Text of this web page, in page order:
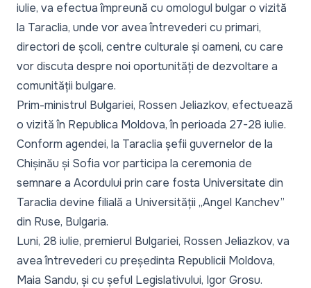
iulie, va efectua împreună cu omologul bulgar o vizită
la Taraclia, unde vor avea întrevederi cu primari,
directori de școli, centre culturale și oameni, cu care
vor discuta despre noi oportunități de dezvoltare a
comunității bulgare.
Prim-ministrul Bulgariei, Rossen Jeliazkov, efectuează
o vizită în Republica Moldova, în perioada 27-28 iulie.
Conform agendei, la Taraclia șefii guvernelor de la
Chișinău și Sofia vor participa la ceremonia de
semnare a Acordului prin care fosta Universitate din
Taraclia devine filială a Universității „Angel Kanchev”
din Ruse, Bulgaria.
Luni, 28 iulie, premierul Bulgariei, Rossen Jeliazkov, va
avea întrevederi cu președinta Republicii Moldova,
Maia Sandu, și cu șeful Legislativului, Igor Grosu.